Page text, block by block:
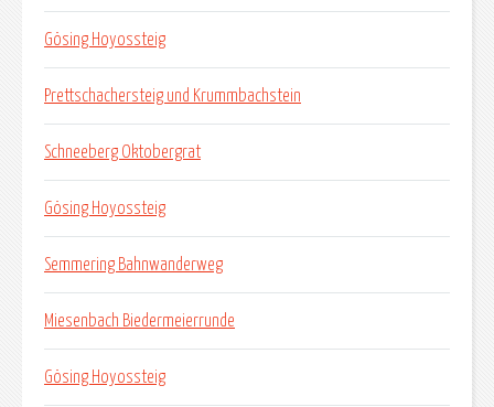
Gösing Hoyossteig
Prettschachersteig und Krummbachstein
Schneeberg Oktobergrat
Gösing Hoyossteig
Semmering Bahnwanderweg
Miesenbach Biedermeierrunde
Gösing Hoyossteig